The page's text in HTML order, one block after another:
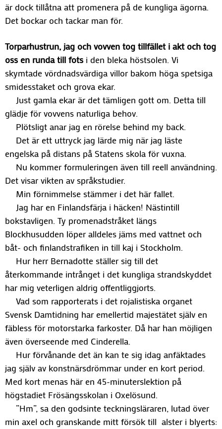
är dock tillåtna att promenera på de kungliga ägorna.
Det bockar och tackar man för.
Torparhustrun, jag och vovven tog tillfället i akt och tog
oss en runda till fots i den bleka höstsolen. Vi
skymtade vördnadsvärdiga villor bakom höga spetsiga
smidesstaket och grova ekar.
Just gamla ekar är det tämligen gott om. Detta till
glädje för vovvens naturliga behov.
Plötsligt anar jag en rörelse behind my back.
Det är ett uttryck jag lärde mig när jag läste
engelska på distans på Statens skola för vuxna.
Nu kommer formuleringen även till reell användning.
Det visar vikten av språkstudier.
Min förnimmelse stämmer i det här fallet.
Jag har en Finlandsfärja i häcken! Nästintill
bokstavligen. Ty promenadstråket längs
Blockhusudden löper alldeles jäms med vattnet och
båt- och finlandstrafiken in till kaj i Stockholm.
Hur herr Bernadotte ställer sig till det
återkommande intrånget i det kungliga strandskyddet
har mig veterligen aldrig offentliggjorts.
Vad som rapporterats i det rojalistiska organet
Svensk Damtidning har emellertid majestätet själv en
fäbless för motorstarka farkoster. Då har han möjligen
även överseende med Cinderella.
Hur förvånande det än kan te sig idag anfäktades
jag själv av konstnärsdrömmar under en kort period.
Med kort menas här en 45-minuterslektion på
högstadiet Frösängsskolan i Oxelösund.
”Hm”, sa den godsinte teckningsläraren, lutad över
min axel och granskande mitt försök till alster i blyerts: